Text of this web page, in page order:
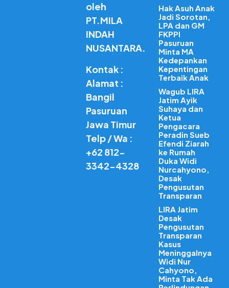
oleh
PT.MILA
INDAH
NUSANTARA.
Kontak :
Alamat :
Bangil
Pasuruan
Jawa Timur
Telp / Wa :
+62 812-
3342-4328
Hak Asuh Anak
Jadi Sorotan,
LPA dan GM
FKPPI
Pasuruan
Minta MA
Kedepankan
Kepentingan
Terbaik Anak
Wagub LIRA
Jatim Ayik
Suhaya dan
Ketua
Pengacara
Peradin Sueb
Efendi Ziarah
ke Rumah
Duka Widi
Nurcahyono,
Desak
Pengusutan
Transparan
LIRA Jatim
Desak
Pengusutan
Transparan
Kasus
Meninggalnya
Widi Nur
Cahyono,
Minta Tak Ada